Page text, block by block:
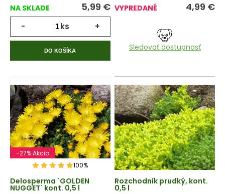
NA SKLADE 5,99 €
- ks +
DO KOŠÍKA
VYPREDANÉ 4,99 €
Sledovať dostupnosť
-27% Akcia
100%
Delosperma ´GOLDEN
NUGGET´ kont. 0,5 l
Rozchodník prudký, kont.
0,5 l